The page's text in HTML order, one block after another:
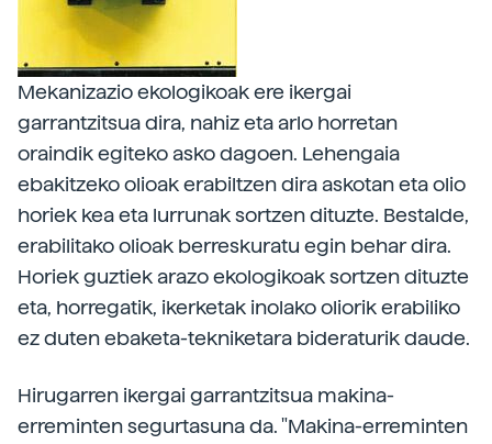
Mekanizazio ekologikoak ere ikergai
garrantzitsua dira, nahiz eta arlo horretan
oraindik egiteko asko dagoen. Lehengaia
ebakitzeko olioak erabiltzen dira askotan eta olio
horiek kea eta lurrunak sortzen dituzte. Bestalde,
erabilitako olioak berreskuratu egin behar dira.
Horiek guztiek arazo ekologikoak sortzen dituzte
eta, horregatik, ikerketak inolako oliorik erabiliko
ez duten ebaketa-tekniketara bideraturik daude.
Hirugarren ikergai garrantzitsua makina-
erreminten segurtasuna da. "Makina-erreminten